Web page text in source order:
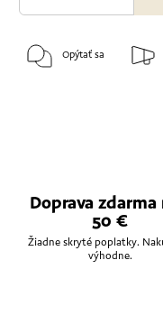
Opýtať sa
Doprava zdarma
50 €
Žiadne skryté poplatky.
výhodne.